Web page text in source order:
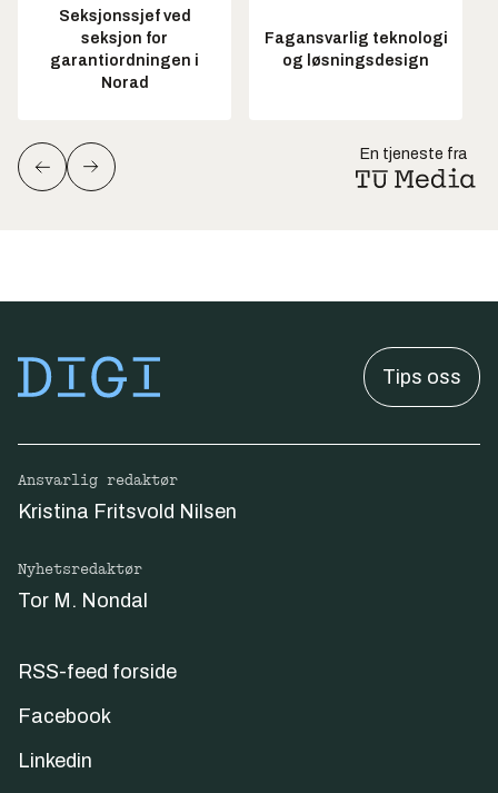
Seksjonssjef ved
seksjon for
garantiordningen i
Norad
Fagansvarlig teknologi
og løsningsdesign
En tjeneste fra
Tips oss
Ansvarlig redaktør
Kristina Fritsvold Nilsen
Nyhetsredaktør
Tor M. Nondal
RSS-feed forside
Facebook
Linkedin